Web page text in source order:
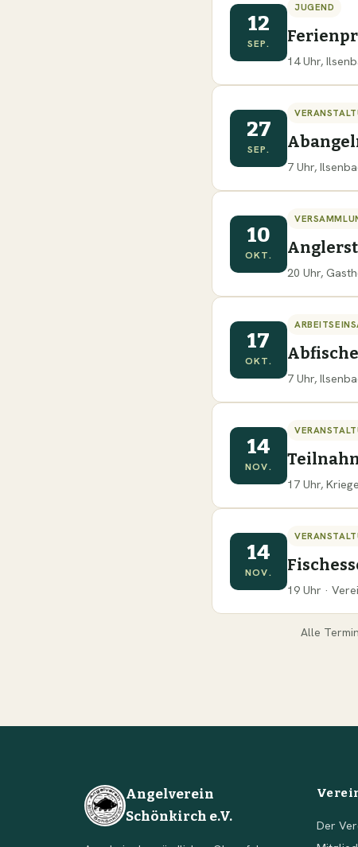
12
SEP.
JUGEND
14 Uhr,
27
SEP.
7 Uhr,
10
OKT.
20 Uhr,
17
OKT.
7 Uhr,
14
NOV.
17 Uhr,
14
NOV.
19 Uhr ·
Alle
Angelverein
Schönkirch e.V.
Der